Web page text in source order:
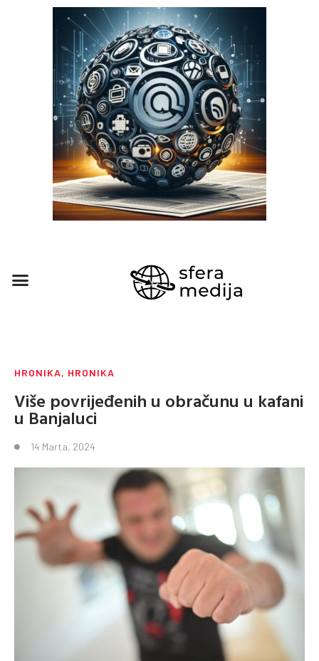
HRONIKA, HRONIKA
Više povrijeđenih u obračunu u kafani
u Banjaluci
14 Marta, 2024